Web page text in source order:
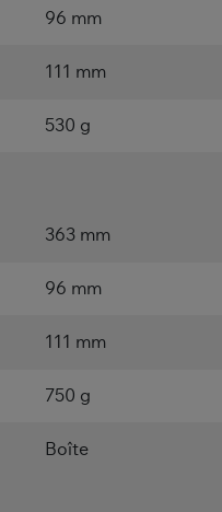
96 mm
111 mm
530 g
363 mm
96 mm
111 mm
750 g
Boîte